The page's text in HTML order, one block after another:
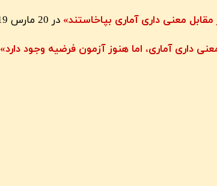
مقابل معنی داری آماری بپاخاستند» در 20 مارس 2019 ژورنال Nature را از
داری آماری، اما هنوز آزمون فرضیه وجود دارد»